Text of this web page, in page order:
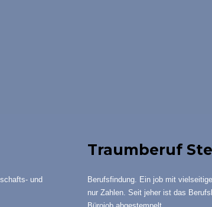
und
Traumberuf
Berufsfindung. Ein job mit
nur Zahlen. Seit jeher ist das